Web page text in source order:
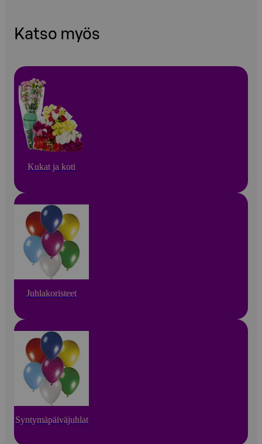
Katso myös
Kukat ja koti
Juhlakoristeet
Syntymäpäiväjuhlat